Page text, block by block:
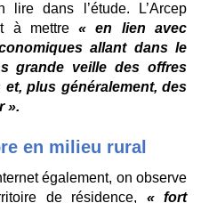
lire dans l’étude. L’Arcep
à mettre
« en lien avec
allant dans le
grande veille des offres
plus généralement, des
».
en milieu rural
également, on observe
de résidence, « fort